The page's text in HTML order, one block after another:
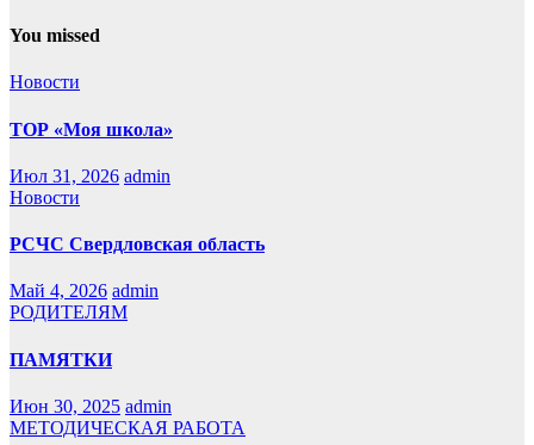
You missed
Новости
ТОР «Моя школа»
Июл 31, 2026 admin
Новости
РСЧС Свердловская область
Май 4, 2026 admin
РОДИТЕЛЯМ
ПАМЯТКИ
Июн 30, 2025 admin
МЕТОДИЧЕСКАЯ РАБОТА